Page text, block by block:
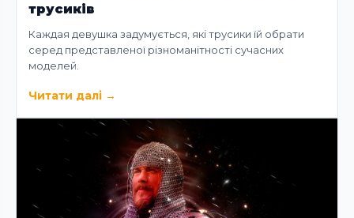
трусиків
Каждая девушка задумується, які трусики їй обрати
серед представленої різноманітності сучасних
моделей.
Читати далі →